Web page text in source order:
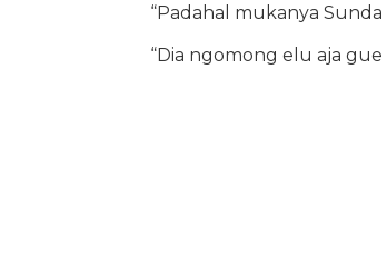
“Padahal mukanya
“Dia ngomong elu aja